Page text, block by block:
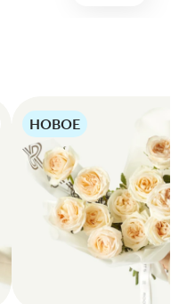
Цветы букета:
НОВОЕ